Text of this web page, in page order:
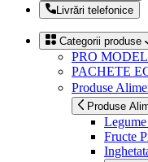
Livrări telefonice
Categorii produse
PRO
PACHETE
Produse
Produse
Legume
Fructe